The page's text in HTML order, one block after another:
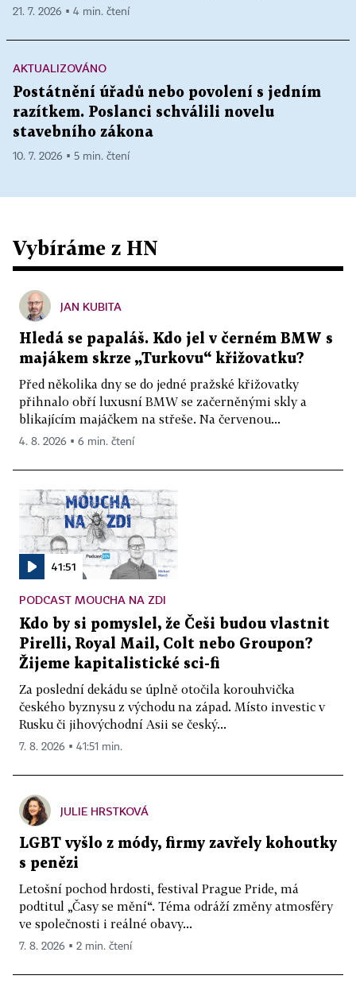
21. 7. 2026 ▪ 4 min. čtení
AKTUALIZOVÁNO
Postátnění úřadů nebo povolení s jedním
razítkem. Poslanci schválili novelu
stavebního zákona
10. 7. 2026 ▪ 5 min. čtení
Vybíráme z HN
JAN KUBITA
Hledá se papaláš. Kdo jel v černém BMW s
majákem skrze „Turkovu“ křižovatku?
Před několika dny se do jedné pražské křižovatky
přihnalo obří luxusní BMW se začerněnými skly a
blikajícím majáčkem na střeše. Na červenou...
4. 8. 2026 ▪ 6 min. čtení
41:51
PODCAST MOUCHA NA ZDI
Kdo by si pomyslel, že Češi budou vlastnit
Pirelli, Royal Mail, Colt nebo Groupon?
Žijeme kapitalistické sci-fi
Za poslední dekádu se úplně otočila korouhvička
českého byznysu z východu na západ. Místo investic v
Rusku či jihovýchodní Asii se český...
7. 8. 2026 ▪ 41:51 min.
JULIE HRSTKOVÁ
LGBT vyšlo z módy, firmy zavřely kohoutky
s penězi
Letošní pochod hrdosti, festival Prague Pride, má
podtitul „Časy se mění“. Téma odráží změny atmosféry
ve společnosti i reálné obavy...
7. 8. 2026 ▪ 2 min. čtení